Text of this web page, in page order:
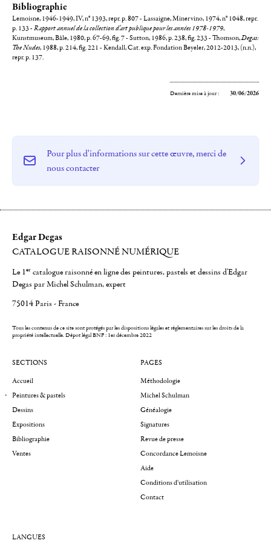
Bibliographie
Lemoisne, 1946-1949, IV, n° 1393, repr. p. 807 - Lassaigne, Minervino, 1974, n° 1048, repr.
p. 133 - Rapport annuel de la collection d'art publique pour les années 1978-1979,
Kunstmuseum, Bâle, 1980, p. 67-69, fig. 7 - Sutton, 1986, p. 238, fig. 233 - Thomson,Degas:
The Nudes, 1988, p. 214, fig. 221 - Kendall, Cat. exp. Fondation Beyeler, 2012-2013, (n.n.),
repr. p. 137.
Dernière mise à jour : 30/06/2026
Pour plus d'informations sur cette œuvre, merci de
nous contacter
Edgar Degas
CATALOGUE RAISONNÉ NUMÉRIQUE
Le 1er catalogue raisonné en ligne des peintures, pastels et dessins d'Edgar
Degas par Michel Schulman, expert
75014 Paris - France
Tous les contenus de ce site sont protégés par les dispositions légales et réglementaires sur les droits de la
propriété intellectuelle.Dépot légal BNF : 1er décembre 2022
SECTIONS
Accueil
Peintures & pastels
Dessins
Expositions
Bibliographie
Ventes
PAGES
Méthodologie
Michel Schulman
Généalogie
Signatures
Revue de presse
Concordance Lemoisne
Aide
Conditions d'utilisation
Contact
LANGUES